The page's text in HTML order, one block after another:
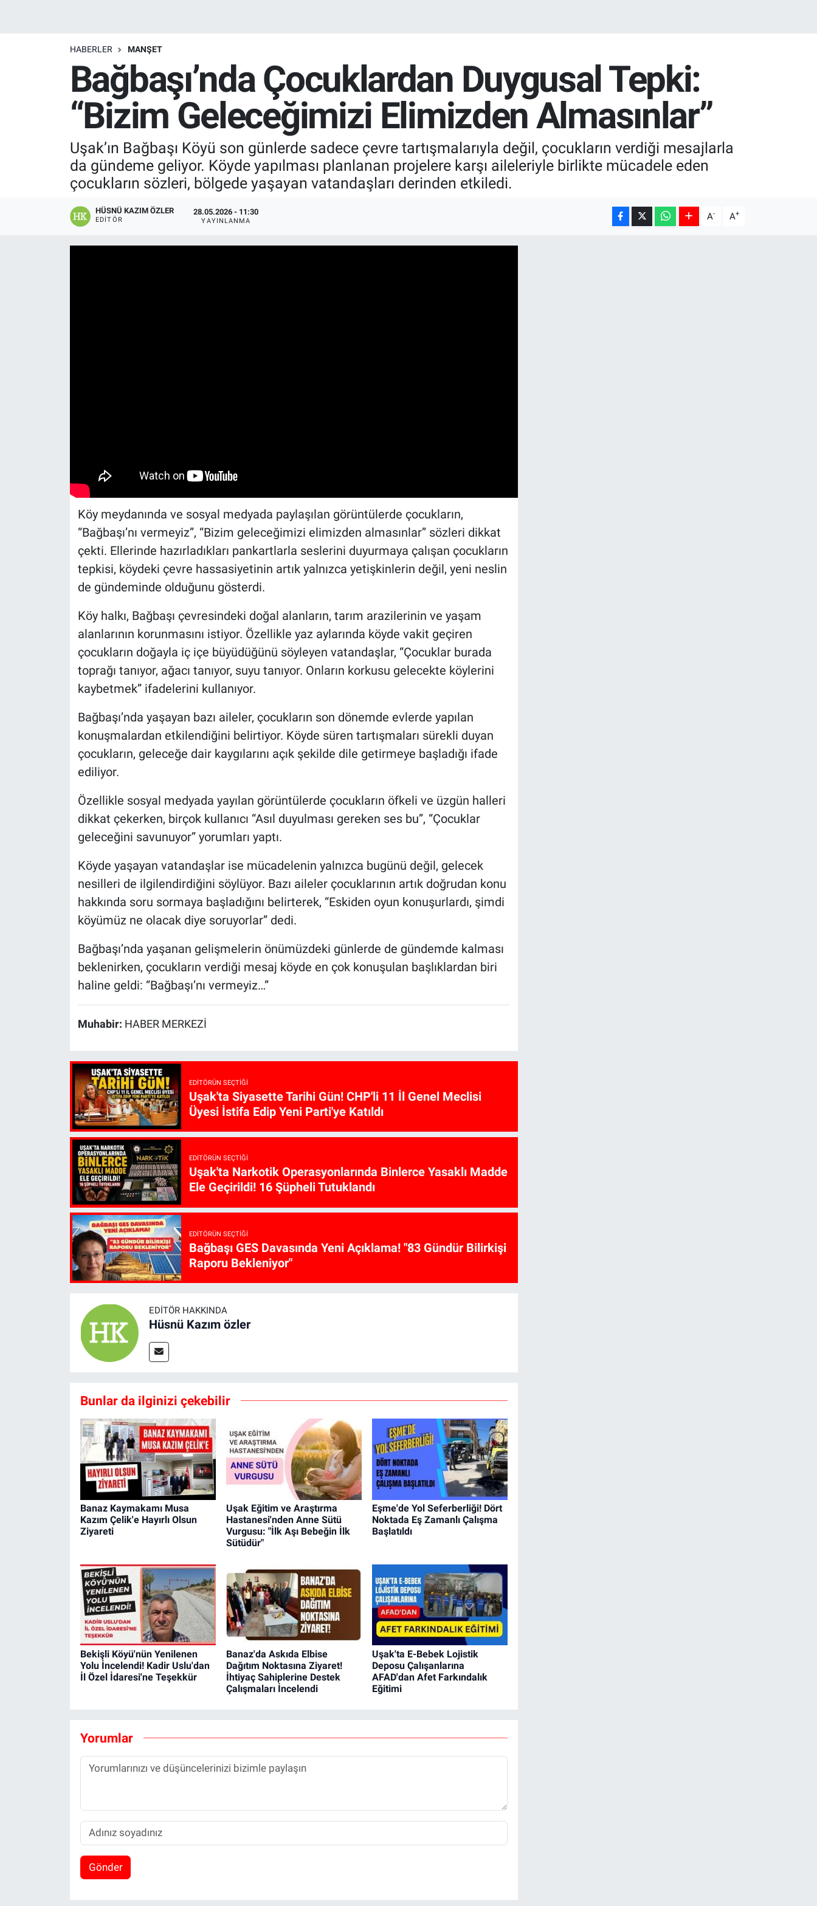
HABERLER MANŞET
Bağbaşı’nda Çocuklardan Duygusal Tepki:
“Bizim Geleceğimizi Elimizden Almasınlar”
Uşak’ın Bağbaşı Köyü son günlerde sadece çevre tartışmalarıyla değil, çocukların verdiği mesajlarla
da gündeme geliyor. Köyde yapılması planlanan projelere karşı aileleriyle birlikte mücadele eden
çocukların sözleri, bölgede yaşayan vatandaşları derinden etkiledi.
HÜSNÜ KAZIM ÖZLER
EDITÖR
28.05.2026 - 11:30
YAYINLANMA A- A+
Köy meydanında ve sosyal medyada paylaşılan görüntülerde çocukların,
“Bağbaşı’nı vermeyiz”, “Bizim geleceğimizi elimizden almasınlar” sözleri dikkat
çekti. Ellerinde hazırladıkları pankartlarla seslerini duyurmaya çalışan çocukların
tepkisi, köydeki çevre hassasiyetinin artık yalnızca yetişkinlerin değil, yeni neslin
de gündeminde olduğunu gösterdi.
Köy halkı, Bağbaşı çevresindeki doğal alanların, tarım arazilerinin ve yaşam
alanlarının korunmasını istiyor. Özellikle yaz aylarında köyde vakit geçiren
çocukların doğayla iç içe büyüdüğünü söyleyen vatandaşlar, “Çocuklar burada
toprağı tanıyor, ağacı tanıyor, suyu tanıyor. Onların korkusu gelecekte köylerini
kaybetmek” ifadelerini kullanıyor.
Bağbaşı’nda yaşayan bazı aileler, çocukların son dönemde evlerde yapılan
konuşmalardan etkilendiğini belirtiyor. Köyde süren tartışmaları sürekli duyan
çocukların, geleceğe dair kaygılarını açık şekilde dile getirmeye başladığı ifade
ediliyor.
Özellikle sosyal medyada yayılan görüntülerde çocukların öfkeli ve üzgün halleri
dikkat çekerken, birçok kullanıcı “Asıl duyulması gereken ses bu”, “Çocuklar
geleceğini savunuyor” yorumları yaptı.
Köyde yaşayan vatandaşlar ise mücadelenin yalnızca bugünü değil, gelecek
nesilleri de ilgilendirdiğini söylüyor. Bazı aileler çocuklarının artık doğrudan konu
hakkında soru sormaya başladığını belirterek, “Eskiden oyun konuşurlardı, şimdi
köyümüz ne olacak diye soruyorlar” dedi.
Bağbaşı’nda yaşanan gelişmelerin önümüzdeki günlerde de gündemde kalması
beklenirken, çocukların verdiği mesaj köyde en çok konuşulan başlıklardan biri
haline geldi: “Bağbaşı’nı vermeyiz…”
Muhabir: HABER MERKEZİ
EDITÖRÜN SEÇTIĞI
Uşak'ta Siyasette Tarihi Gün! CHP'li 11 İl Genel Meclisi
Üyesi İstifa Edip Yeni Parti'ye Katıldı
EDITÖRÜN SEÇTIĞI
Uşak'ta Narkotik Operasyonlarında Binlerce Yasaklı Madde
Ele Geçirildi! 16 Şüpheli Tutuklandı
EDITÖRÜN SEÇTIĞI
Bağbaşı GES Davasında Yeni Açıklama! "83 Gündür Bilirkişi
Raporu Bekleniyor"
EDITÖR HAKKINDA
Hüsnü Kazım özler
Bunlar da ilginizi çekebilir
Banaz Kaymakamı Musa
Kazım Çelik'e Hayırlı Olsun
Ziyareti
Uşak Eğitim ve Araştırma
Hastanesi'nden Anne Sütü
Vurgusu: "İlk Aşı Bebeğin İlk
Sütüdür"
Eşme'de Yol Seferberliği! Dört
Noktada Eş Zamanlı Çalışma
Başlatıldı
Bekişli Köyü'nün Yenilenen
Yolu İncelendi! Kadir Uslu'dan
İl Özel İdaresi'ne Teşekkür
Banaz'da Askıda Elbise
Dağıtım Noktasına Ziyaret!
İhtiyaç Sahiplerine Destek
Çalışmaları İncelendi
Uşak'ta E-Bebek Lojistik
Deposu Çalışanlarına
AFAD'dan Afet Farkındalık
Eğitimi
Yorumlar
Gönder
Resmi İlanlar
Uşak Haberleri